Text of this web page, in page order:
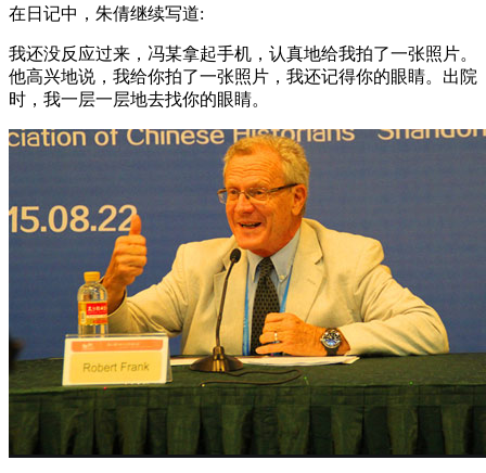
在日记中，朱倩继续写道:
我还没反应过来，冯某拿起手机，认真地给我拍了一张照片。
他高兴地说，我给你拍了一张照片，我还记得你的眼睛。出院
时，我一层一层地去找你的眼睛。